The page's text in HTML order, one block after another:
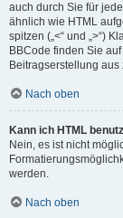
auch durch Sie für
ähnlich wie HTML
spitzen („<“ und „>“)
BBCode finden Sie
Beitragserstellung
Nach oben
Kann ich HTML
Nein, es ist nicht
werden.
Nach oben